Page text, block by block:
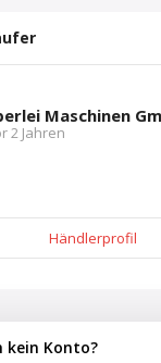
Maschinen
2 Jahren
Händlerprofil
kein Konto?